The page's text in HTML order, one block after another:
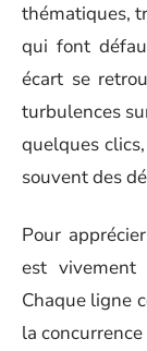
thématiques,
qui font
écart se
turbulences
quelques
souvent des
Pour
est vivement
Chaque ligne
la